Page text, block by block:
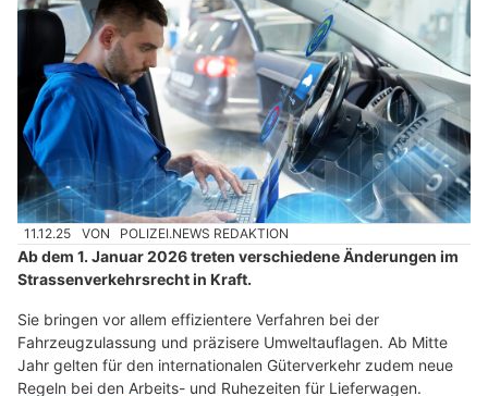
11.12.25 VON POLIZEI.NEWS REDAKTION
Ab dem 1. Januar 2026 treten verschiedene Änderungen im
Strassenverkehrsrecht in Kraft.
Sie bringen vor allem effizientere Verfahren bei der
Fahrzeugzulassung und präzisere Umweltauflagen. Ab Mitte
Jahr gelten für den internationalen Güterverkehr zudem neue
Regeln bei den Arbeits- und Ruhezeiten für Lieferwagen.